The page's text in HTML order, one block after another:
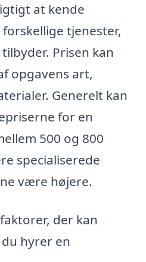
at kende
tjenester,
Prisen kan
opgavens art,
Generelt kan
for en
500 og 800
specialiserede
være højere.
der kan
hyrer en